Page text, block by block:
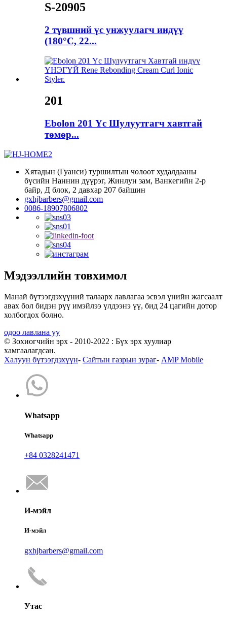
S-20905
2 түвшний үс унжуулагч индүү
(180°C, 22...
201
Ebolon 201 Үс Шулуутгагч хавтгай
төмөр...
Хятадын (Гуанси) туршилтын чөлөөт худалдааны
бүсийн Наннин дүүрэг, Жинлун зам, Ванкегийн 2-р
байр, Д блок, 2 давхар 207 байшин
gxhjbarbers@gmail.com
0086-18907806802
Мэдээллийн товхимол
Манай бүтээгдэхүүний талаарх лавлагаа эсвэл үнийн жагсаалт
авах бол бидэн рүү имэйлээ үлдээнэ үү, бид 24 цагийн дотор
холбогдох болно.
одоо лавлана уу
© Зохиогчийн эрх - 2010-2022 : Бүх эрх хуулиар
хамгаалагдсан.
Халуун бүтээгдэхүүн- Сайтын газрын зураг- AMP Mobile
Whatsapp
Whatsapp
+84 0328241471
И-мэйл
И-мэйл
gxhjbarbers@gmail.com
Утас